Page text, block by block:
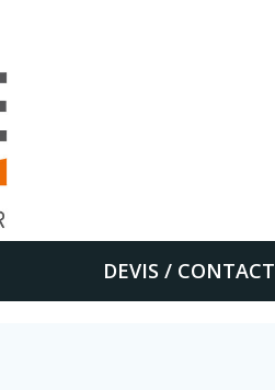
DEVIS / CONTACT